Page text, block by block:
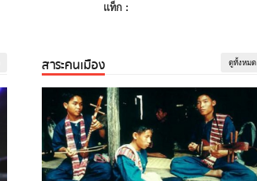
แท็ก :
สาระคนเมือง ดูทั้งหมด